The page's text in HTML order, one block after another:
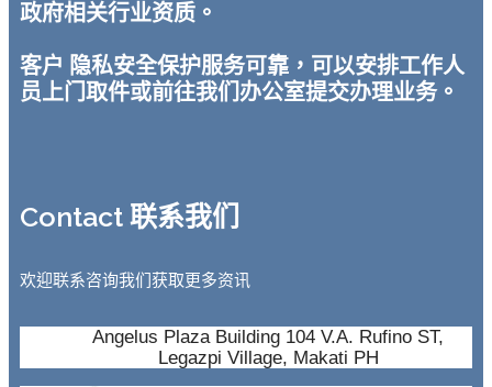
政府相关行业资质。
客户 隐私安全保护服务可靠，可以安排工作人
员上门取件或前往我们办公室提交办理业务。
Contact 联系我们
欢迎联系咨询我们获取更多资讯
Angelus Plaza Building 104 V.A. Rufino ST,
Legazpi Village, Makati PH